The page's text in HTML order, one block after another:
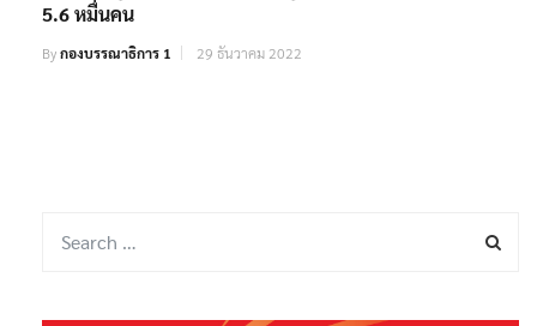
5.6 หมื่นคน
Byกองบรรณาธิการ 1 29 ธันวาคม 2022